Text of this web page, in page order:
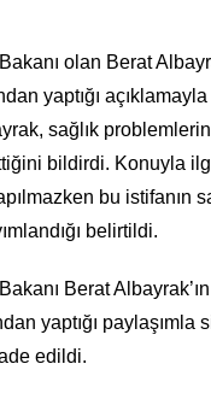
olan Berat
yaptığı
sağlık
bildirdi. Konuyla
bu istifanın
belirtildi.
Berat
yaptığı paylaşımla
edildi.